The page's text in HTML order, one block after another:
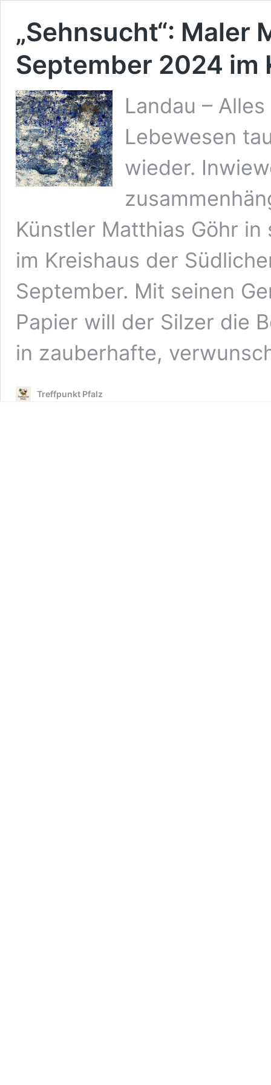
„Sehnsucht“: Maler
September 2024 im
Landau –
Lebewesen
wieder.
Künstler Matthias Göhr in
im Kreishaus der
September. Mit seinen
Papier will der Silzer die
in zauberhafte,
Treffpunkt Pfalz